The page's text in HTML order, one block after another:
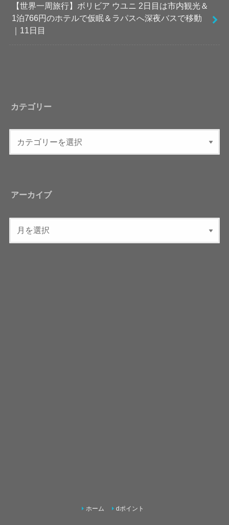
【世界一周旅行】ボリビア ウユニ 2日目は市内観光＆
1泊766円のホテルで仮眠＆ラパスへ深夜バスで移動
｜11日目
カテゴリー
アーカイブ
ホーム dポイント